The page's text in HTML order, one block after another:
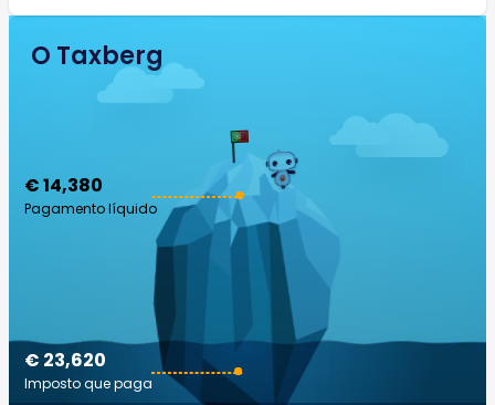
O Taxberg
€ 14,380
Pagamento líquido
€ 23,620
Imposto que paga